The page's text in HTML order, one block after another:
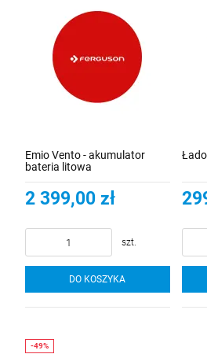
Emio Vento - akumulator
bateria litowa
2 399,00 zł
szt.
DO KOSZYKA